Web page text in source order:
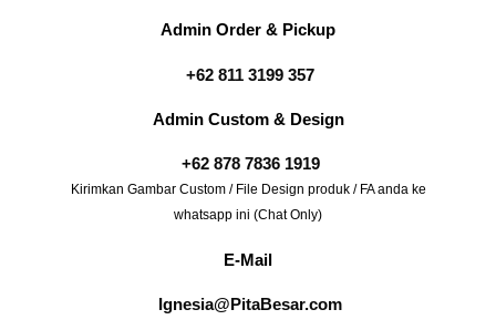
Admin Order & Pickup
+62 811 3199 357
Admin Custom & Design
+62 878 7836 1919
Kirimkan Gambar Custom / File Design produk / FA anda ke
whatsapp ini (Chat Only)
E-Mail
Ignesia@PitaBesar.com